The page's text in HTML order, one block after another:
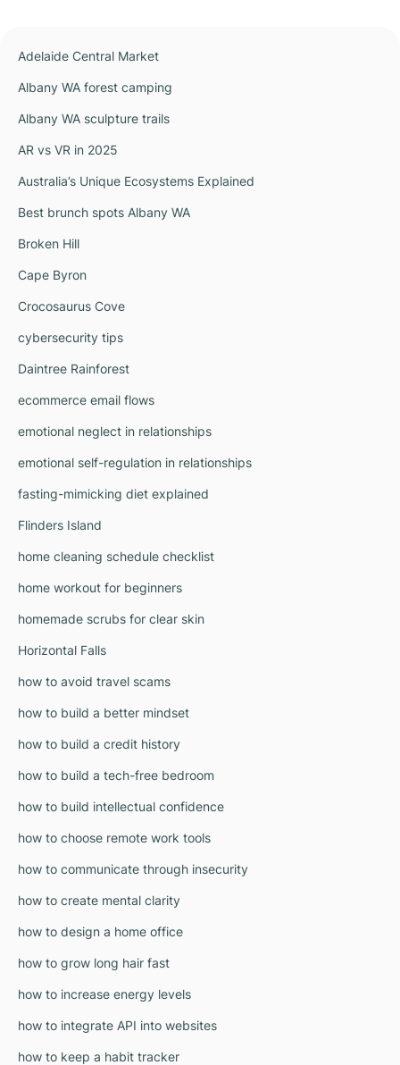
Adelaide Central Market
Albany WA forest camping
Albany WA sculpture trails
AR vs VR in 2025
Australia’s Unique Ecosystems Explained
Best brunch spots Albany WA
Broken Hill
Cape Byron
Crocosaurus Cove
cybersecurity tips
Daintree Rainforest
ecommerce email flows
emotional neglect in relationships
emotional self-regulation in relationships
fasting-mimicking diet explained
Flinders Island
home cleaning schedule checklist
home workout for beginners
homemade scrubs for clear skin
Horizontal Falls
how to avoid travel scams
how to build a better mindset
how to build a credit history
how to build a tech-free bedroom
how to build intellectual confidence
how to choose remote work tools
how to communicate through insecurity
how to create mental clarity
how to design a home office
how to grow long hair fast
how to increase energy levels
how to integrate API into websites
how to keep a habit tracker